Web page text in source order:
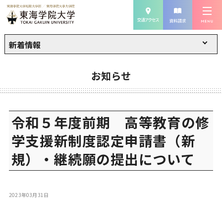
新着情報
お知らせ
令和５年度前期 高等教育の修
学支援新制度認定申請書（新
規）・継続願の提出について
2023年03月31日